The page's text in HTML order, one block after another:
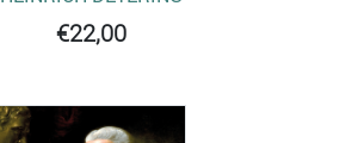
€22,00